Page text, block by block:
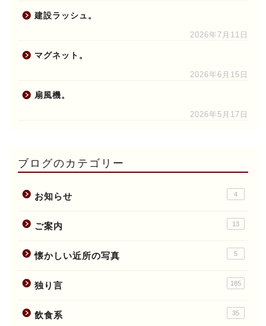
建設ラッシュ。
2026年7月11日
マグネット。
2026年6月15日
扇風機。
2026年5月17日
ブログのカテゴリー
お知らせ 4
ご案内 13
懐かしい近所の写真 5
独り言 185
飲食系 35